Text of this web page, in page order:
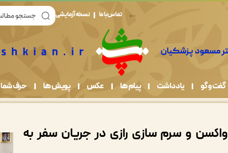
تماس با ما نسخه آزمایشی
گفت و گو یادداشت پیام ها عکس پویش ها حرف شما
و سرم سازی رازی در جریان سفر به